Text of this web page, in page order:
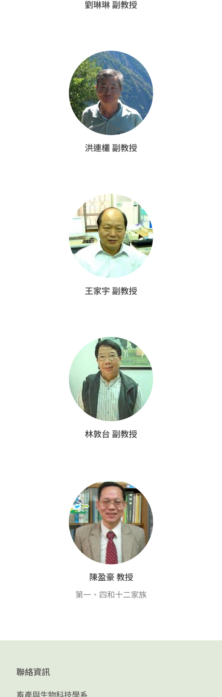
劉琳琳 副教授
洪連欉 副教授
王家宇 副教授
林敦台 副教授
陳盈豪 教授
第一、四和十二家族
聯絡資訊